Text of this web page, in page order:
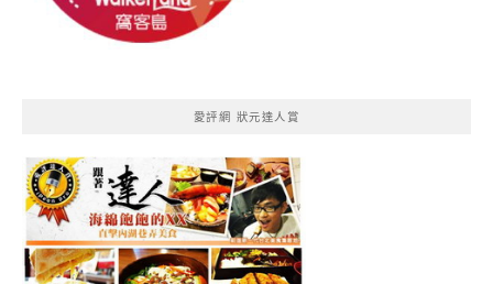
愛評網 狀元達人賞